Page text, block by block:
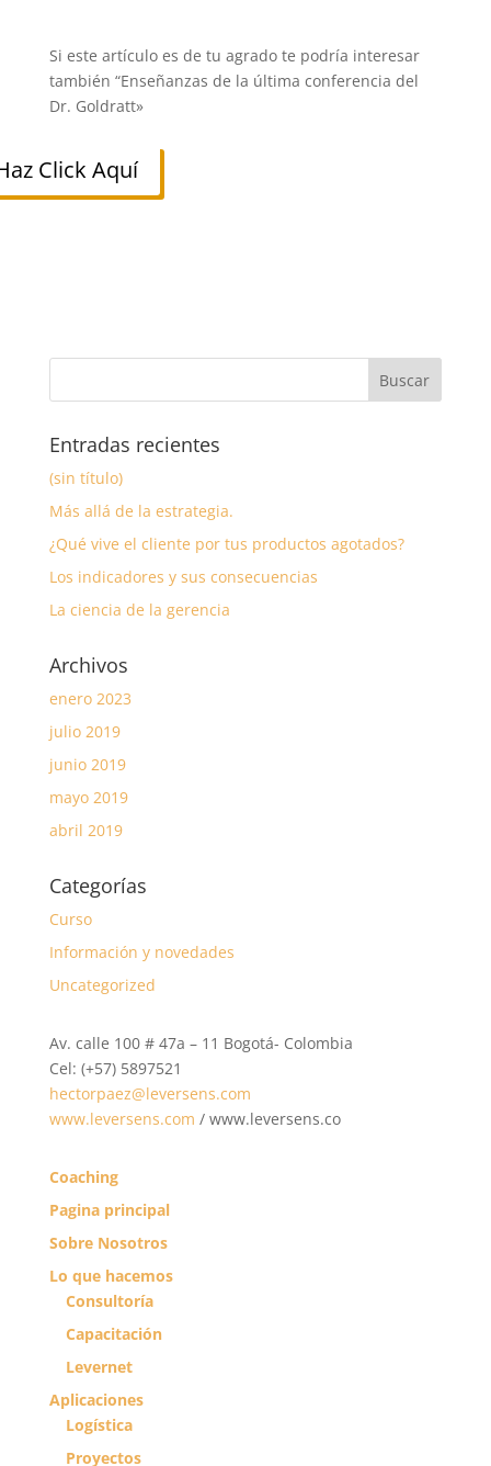
Si este artículo es de tu agrado te podría interesar
también “Enseñanzas de la última conferencia del
Dr. Goldratt»
Click Aquí
Entradas recientes
(sin título)
Más allá de la estrategia.
¿Qué vive el cliente por tus productos agotados?
Los indicadores y sus consecuencias
La ciencia de la gerencia
Archivos
enero 2023
julio 2019
junio 2019
mayo 2019
abril 2019
Categorías
Curso
Información y novedades
Uncategorized
Av. calle 100 # 47a – 11 Bogotá- Colombia
Cel: (+57) 5897521
hectorpaez@leversens.com
www.leversens.com / www.leversens.co
Coaching
Pagina principal
Sobre Nosotros
Lo que hacemos
Consultoría
Capacitación
Levernet
Aplicaciones
Logística
Proyectos